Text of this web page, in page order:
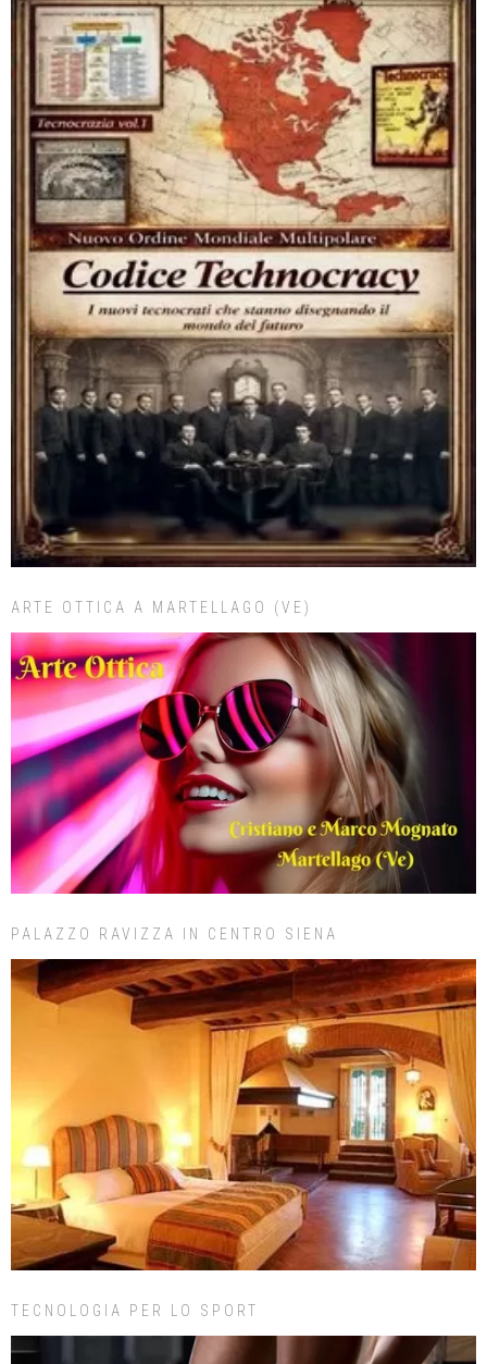
ARTE OTTICA A MARTELLAGO (VE)
PALAZZO RAVIZZA IN CENTRO SIENA
TECNOLOGIA PER LO SPORT